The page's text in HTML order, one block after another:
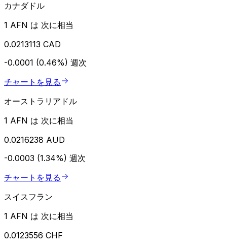
カナダドル
1 AFN は 次に相当
0.0213113 CAD
-0.0001 (0.46%) 週次
チャートを見る
オーストラリアドル
1 AFN は 次に相当
0.0216238 AUD
-0.0003 (1.34%) 週次
チャートを見る
スイスフラン
1 AFN は 次に相当
0.0123556 CHF